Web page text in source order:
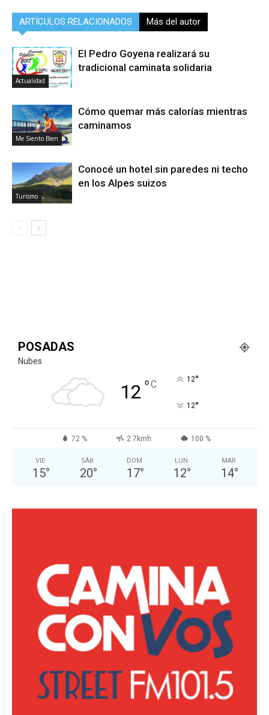
ARTÍCULOS RELACIONADOS Más del autor
Actualidad
El Pedro Goyena realizará su
tradicional caminata solidaria
Me Siento Bien
Cómo quemar más calorías mientras
caminamos
Turismo
Conocé un hotel sin paredes ni techo
en los Alpes suizos
POSADAS
Nubes
12 °C 12°
12°
72 % 2.7kmh 100 %
VIE
15°
SÁB
20°
DOM
17°
LUN
12°
MAR
14°